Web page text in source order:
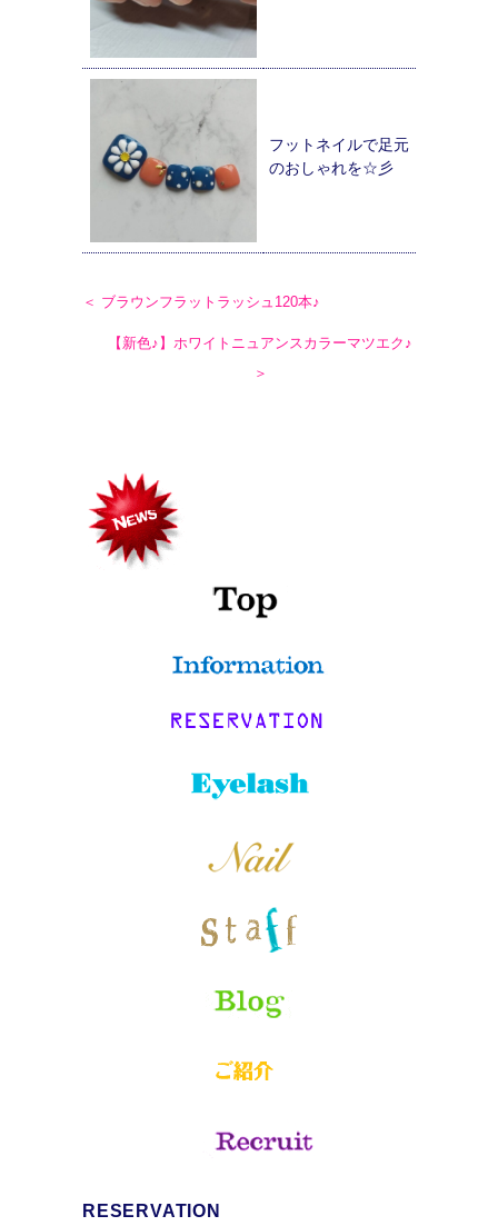
フットネイルで足元
のおしゃれを☆彡
＜ ブラウンフラットラッシュ120本♪
【新色♪】ホワイトニュアンスカラーマツエク♪
＞
RESERVATION